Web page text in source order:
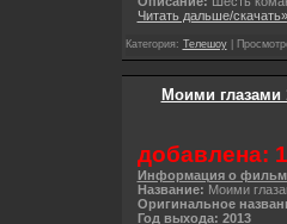
Читать дальше/скачать»
Категория: Телешоу|
Моими глазами
добавлена:
Информация о
Название: Моими
Оригинальное
Год выхода: 2013